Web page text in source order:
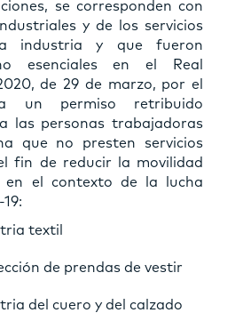
se corresponden con
y de los servicios
industria y que fueron
esenciales en el Real
de 29 de marzo, por el
un permiso retribuido
las personas trabajadoras
que no presten servicios
fin de reducir la movilidad
en el contexto de la lucha
textil
de prendas de vestir
del cuero y del calzado